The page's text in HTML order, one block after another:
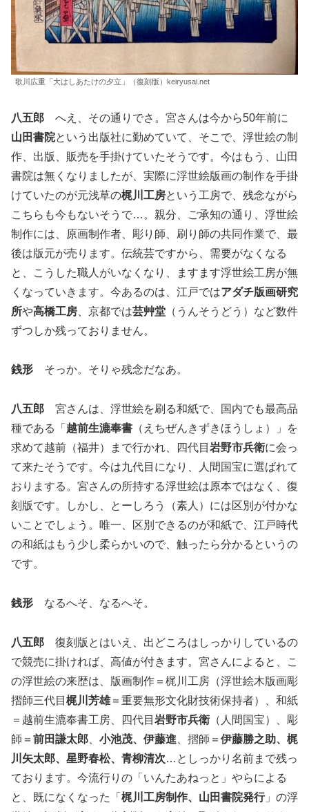
歌川広重「大はしあたけの夕立」（復刻版）keiryusai.net
八五郎 へえ、その通りでさ。宮さんは今から50年前に
山田書院という出版社に勤めていて、そこで、浮世絵の制
作、出版、販売を手掛けていたそうです。今はもう、山田
書院は無くなりましたが、実際に浮世絵版画の制作を手掛
けていたのが元浅草の梶川工房という工房で、残念ながら
こちらも今もないそうで…。親分、ご承知の通り、浮世絵
制作には、原画制作者、彫り師、刷り師の共同作業で、最
後は版元が売ります。伝統芸ですから、需要がなくなる
と、こうした職人がいなくなり、ますます浮世絵工房が無
くなっていきます。今あるのは、江戸ではアダチ版画研究
所や高橋工房 、京都では芸艸堂 （うんそうどう）など数件
ずつしか残っておりません。
銭形 そっか。そりゃ残念だなあ。
八五郎 宮さんは、浮世絵を刷る和紙で、国内でも最高品
種である「 越前生漉奉書 （えちぜんきずきほうしょ）」を
求めて越前（福井）まで行かれ、四代目 岩野市兵衛に会っ
て来たそうです。今は九代目になり、人間国宝に選ばれて
おりまする。宮さんの所持する浮世絵は原本ではなく、復
刻版です。しかし、とーしろう（素人）には区別が付かな
いことでしょう。唯一、区別できるのが和紙で、江戸時代
の和紙はもう少し柔らかいので、触ったら分かるというの
です。
銭形 なるへそ、なるへそ。
八五郎 復刻版とはいえ、出どころはしっかりしているの
で競売に掛ければ、高値が付きます。宮さんによると、こ
の浮世絵の来歴は、版画制作＝梶川工房（浮世絵木版画彫
摺師三代目 梶川芳雄＝重要無形文化財技術保持者）、和紙
＝越前生漉奉書工房、四代目 岩野市兵衛 （人間国宝）、彫
師＝ 前田謙太郎 小池茂、伊藤進 、摺師＝ 伊藤勝之助、梶
川矢太郎、星野春松、青柳清次…としっかり名前まで残っ
ております。今流行りの「いんたあねっと」やらによる
と、既になくなった「 梶川工房制作、山田書院発行」の浮